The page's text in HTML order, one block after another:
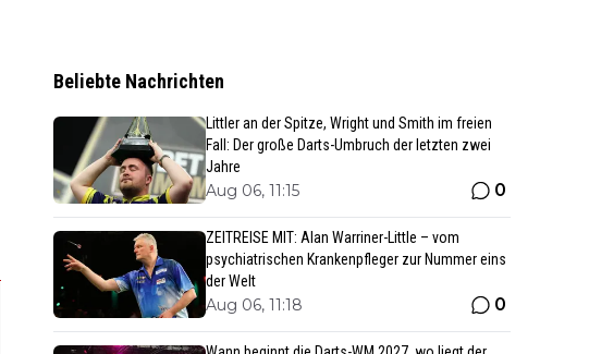
Beliebte Nachrichten
Littler an der Spitze, Wright und Smith im freien
Fall: Der große Darts-Umbruch der letzten zwei
Jahre
Aug 06, 11:15 0
ZEITREISE MIT: Alan Warriner-Little – vom
psychiatrischen Krankenpfleger zur Nummer eins
der Welt
Aug 06, 11:18 0